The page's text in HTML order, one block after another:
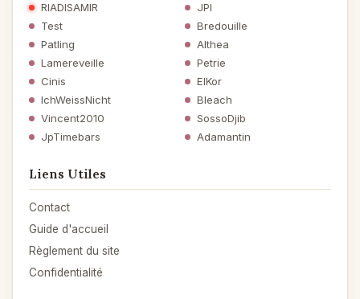
RIADISAMIR
JPI
Test
Bredouille
Patling
Althea
Lamereveille
Petrie
Cinis
ElKor
IchWeissNicht
Bleach
Vincent2010
SossoDjib
JpTimebars
Adamantin
Liens Utiles
Contact
Guide d'accueil
Règlement du site
Confidentialité